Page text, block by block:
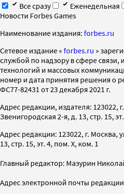
Все сразу
Еженедельная
Новости Forbes Games
Наименование издания: forbes.ru
Cетевое издание « forbes.ru »
службой по надзору в сфере
технологий и массовых
номер и дата принятия решения о
ФС77-82431 от 23 декабря 2021 г.
Адрес редакции, издателя: 123022,
Звенигородская 2-я, д. 13, стр. 15,
Адрес редакции: 123022, г. Москва,
13, стр. 15, эт. 4, пом. X, ком. 1
Главный редактор: Мазурин
Адрес электронной почты